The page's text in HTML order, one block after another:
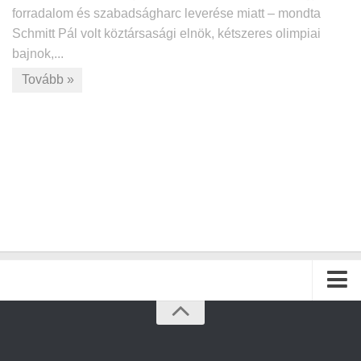
forradalom és szabadságharc leverése miatt – mondta
Schmitt Pál volt köztársasági elnök, kétszeres olimpiai
bajnok,...
Tovább »